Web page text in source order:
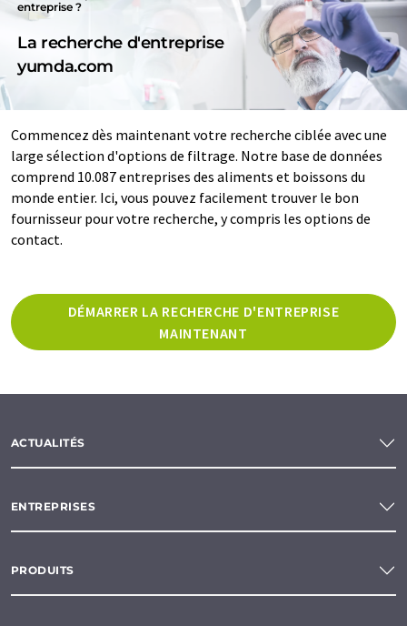
entreprise ?
La recherche d'entreprise
yumda.com
Commencez dès maintenant votre recherche ciblée avec une
large sélection d'options de filtrage. Notre base de données
comprend 10.087 entreprises des aliments et boissons du
monde entier. Ici, vous pouvez facilement trouver le bon
fournisseur pour votre recherche, y compris les options de
contact.
DÉMARRER LA RECHERCHE D'ENTREPRISE
MAINTENANT
ACTUALITÉS
ENTREPRISES
PRODUITS